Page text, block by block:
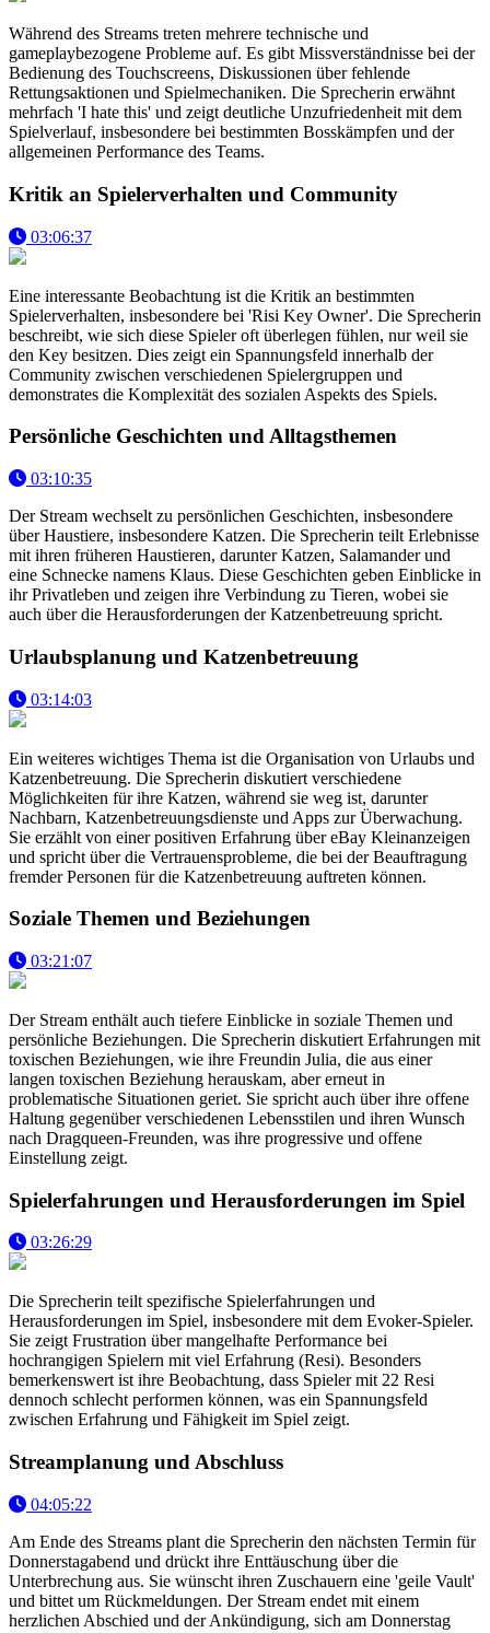
Während des Streams treten mehrere technische und
gameplaybezogene Probleme auf. Es gibt Missverständnisse bei der
Bedienung des Touchscreens, Diskussionen über fehlende
Rettungsaktionen und Spielmechaniken. Die Sprecherin erwähnt
mehrfach 'I hate this' und zeigt deutliche Unzufriedenheit mit dem
Spielverlauf, insbesondere bei bestimmten Bosskämpfen und der
allgemeinen Performance des Teams.
Kritik an Spielerverhalten und Community
03:06:37
Eine interessante Beobachtung ist die Kritik an bestimmten
Spielerverhalten, insbesondere bei 'Risi Key Owner'. Die Sprecherin
beschreibt, wie sich diese Spieler oft überlegen fühlen, nur weil sie
den Key besitzen. Dies zeigt ein Spannungsfeld innerhalb der
Community zwischen verschiedenen Spielergruppen und
demonstrates die Komplexität des sozialen Aspekts des Spiels.
Persönliche Geschichten und Alltagsthemen
03:10:35
Der Stream wechselt zu persönlichen Geschichten, insbesondere
über Haustiere, insbesondere Katzen. Die Sprecherin teilt Erlebnisse
mit ihren früheren Haustieren, darunter Katzen, Salamander und
eine Schnecke namens Klaus. Diese Geschichten geben Einblicke in
ihr Privatleben und zeigen ihre Verbindung zu Tieren, wobei sie
auch über die Herausforderungen der Katzenbetreuung spricht.
Urlaubsplanung und Katzenbetreuung
03:14:03
Ein weiteres wichtiges Thema ist die Organisation von Urlaubs und
Katzenbetreuung. Die Sprecherin diskutiert verschiedene
Möglichkeiten für ihre Katzen, während sie weg ist, darunter
Nachbarn, Katzenbetreuungsdienste und Apps zur Überwachung.
Sie erzählt von einer positiven Erfahrung über eBay Kleinanzeigen
und spricht über die Vertrauensprobleme, die bei der Beauftragung
fremder Personen für die Katzenbetreuung auftreten können.
Soziale Themen und Beziehungen
03:21:07
Der Stream enthält auch tiefere Einblicke in soziale Themen und
persönliche Beziehungen. Die Sprecherin diskutiert Erfahrungen mit
toxischen Beziehungen, wie ihre Freundin Julia, die aus einer
langen toxischen Beziehung herauskam, aber erneut in
problematische Situationen geriet. Sie spricht auch über ihre offene
Haltung gegenüber verschiedenen Lebensstilen und ihren Wunsch
nach Dragqueen-Freunden, was ihre progressive und offene
Einstellung zeigt.
Spielerfahrungen und Herausforderungen im Spiel
03:26:29
Die Sprecherin teilt spezifische Spielerfahrungen und
Herausforderungen im Spiel, insbesondere mit dem Evoker-Spieler.
Sie zeigt Frustration über mangelhafte Performance bei
hochrangigen Spielern mit viel Erfahrung (Resi). Besonders
bemerkenswert ist ihre Beobachtung, dass Spieler mit 22 Resi
dennoch schlecht performen können, was ein Spannungsfeld
zwischen Erfahrung und Fähigkeit im Spiel zeigt.
Streamplanung und Abschluss
04:05:22
Am Ende des Streams plant die Sprecherin den nächsten Termin für
Donnerstagabend und drückt ihre Enttäuschung über die
Unterbrechung aus. Sie wünscht ihren Zuschauern eine 'geile Vault'
und bittet um Rückmeldungen. Der Stream endet mit einem
herzlichen Abschied und der Ankündigung, sich am Donnerstag